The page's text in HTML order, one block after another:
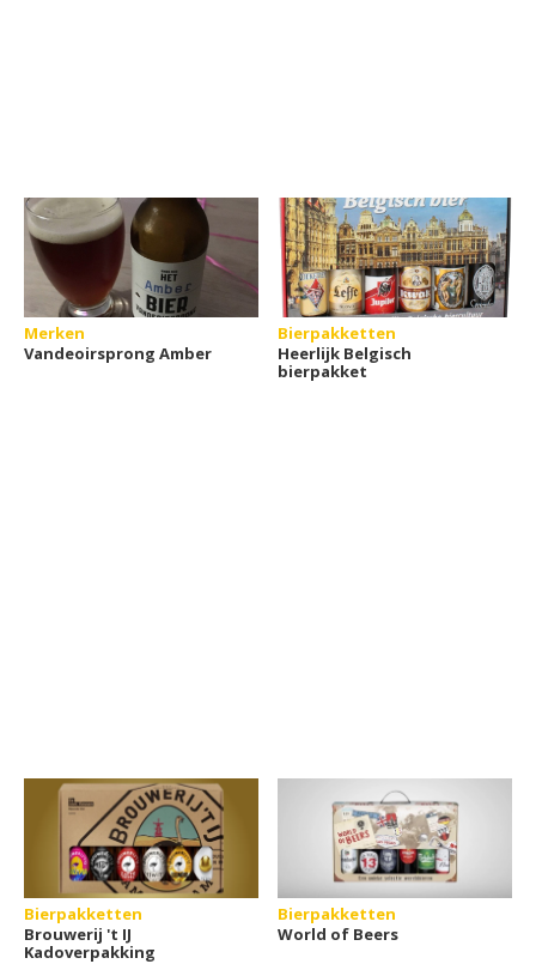
Merken
Vandeoirsprong Amber
Bierpakketten
Heerlijk Belgisch
bierpakket
Bierpakketten
Brouwerij 't IJ
Kadoverpakking
Bierpakketten
World of Beers